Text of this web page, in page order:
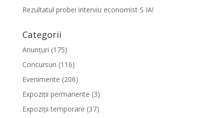
Rezultatul probei interviu economist S IA!
Categorii
Anunțuri (175)
Concursuri (116)
Evenimente (206)
Expoziții permanente (3)
Expoziții temporare (37)